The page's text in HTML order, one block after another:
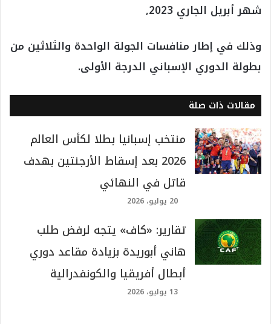
شهر أبريل الجاري 2023,
وذلك في إطار منافسات الجولة الواحدة والثلاثين من
بطولة الدوري الإسباني الدرجة الأولى.
مقالات ذات صلة
منتخب إسبانيا بطلا لكأس العالم
2026 بعد إسقاط الأرجنتين بهدف
قاتل في النهائي
20 يوليو، 2026
تقارير: «كاف» يتجه لرفض طلب
هاني أبوريدة بزيادة مقاعد دوري
أبطال أفريقيا والكونفدرالية
13 يوليو، 2026